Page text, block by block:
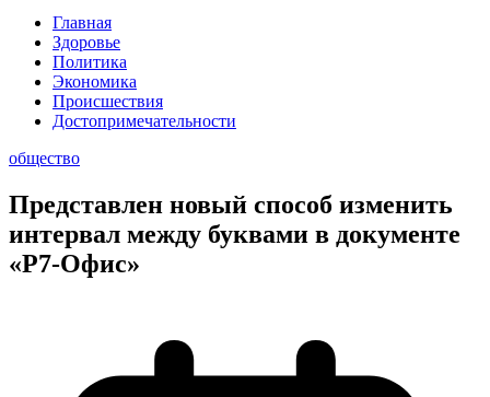
Главная
Здоровье
Политика
Экономика
Происшествия
Достопримечательности
общество
Представлен новый способ изменить
интервал между буквами в документе
«Р7-Офис»